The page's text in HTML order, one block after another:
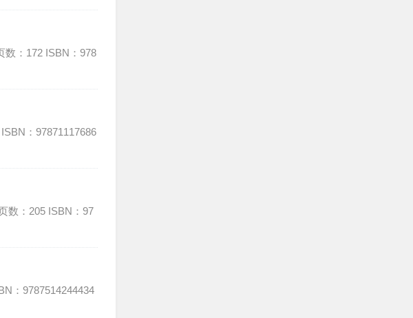
数：172 ISBN：978
：97871117686
数：205 ISBN：97
：9787514244434